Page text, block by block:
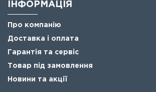
ІНФОРМАЦІЯ
Про компанію
Доставка і оплата
Гарантія та сервіс
Товар під замовлення
Новини та акції